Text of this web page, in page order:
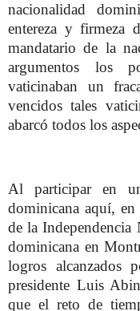
nacionalidad
entereza y firmeza
mandatario de la
argumentos los
vaticinaban un
vencidos tales
abarcó todos los
Al participar en
dominicana aquí,
de la Independencia
dominicana en
logros alcanzados
presidente Luis
que el reto de